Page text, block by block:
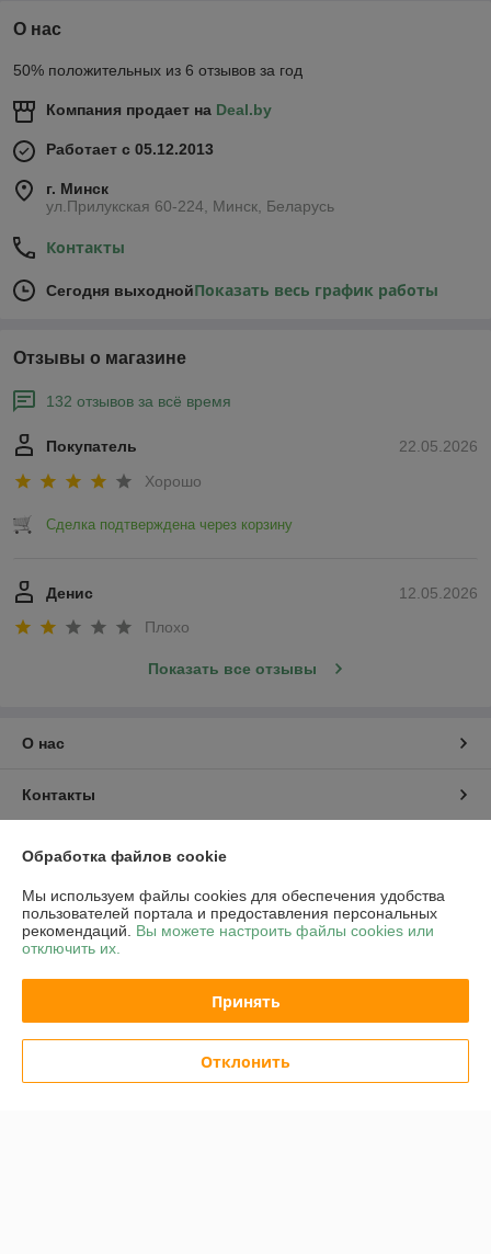
О нас
50% положительных из 6 отзывов за год
Компания продает на Deal.by
Работает с 05.12.2013
г. Минск
ул.Прилукская 60-224, Минск, Беларусь
Контакты
Сегодня выходнойПоказать весь график работы
Отзывы о магазине
132 отзывов за всё время
22.05.2026
Покупатель
Хорошо
Сделка подтверждена через корзину
12.05.2026
Денис
Плохо
Показать все отзывы
О нас
Контакты
График работы
Полная версия сайта
Политика обработки cookies
Обработка файлов cookie
Мы используем файлы cookies для обеспечения удобства
пользователей портала и предоставления персональных
рекомендаций. Вы можете настроить файлы cookies или
отключить их.
Принять
Отклонить